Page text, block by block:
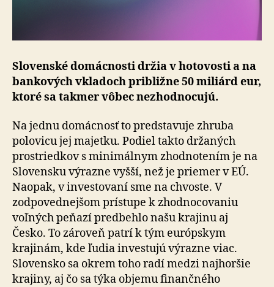
Slovenské domácnosti držia v hotovosti a na
ban­ko­vých vkladoch približne 50 miliárd eur,
ktoré sa tak­mer vôbec nezhodnocujú.
Na jednu domácnosť to predstavuje zhruba
polovicu jej majetku. Podiel takto držaných
prostriedkov s mi­ni­mál­nym zhodnotením je na
Slovensku výrazne vyšší, než je priemer v EÚ.
Naopak, v investovaní sme na chvoste. V
zodpovednejšom prístupe k zhodnocovaniu
voľných pe­ňa­zí predbehlo našu krajinu aj
Česko. To zároveň patrí k tým európskym
krajinám, kde ľudia investujú výrazne viac.
Slovensko sa okrem toho radí medzi najhoršie
kra­ji­ny, aj čo sa týka objemu finančného